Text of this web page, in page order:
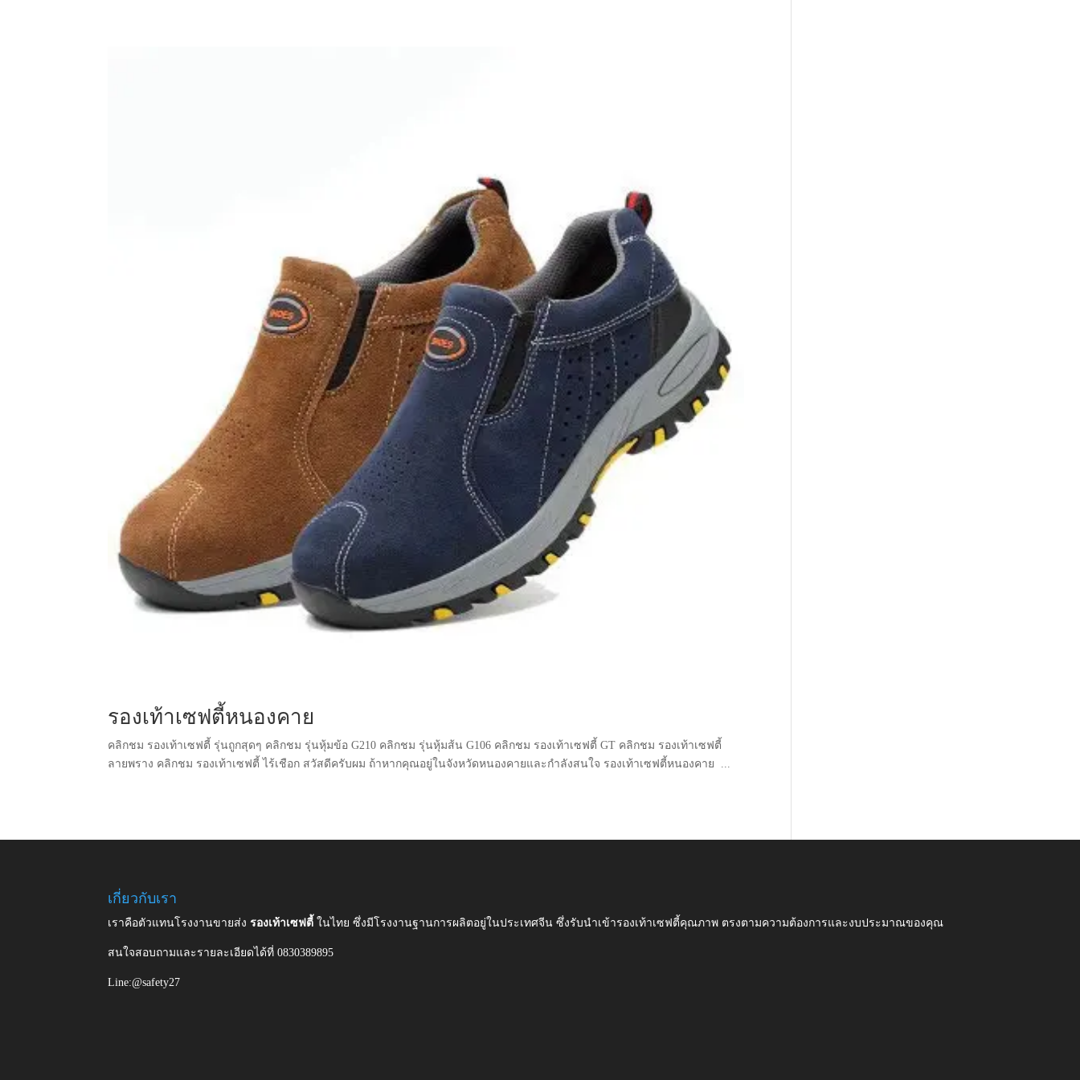
รองเท้าเซฟตี้หนองคาย
คลิกชม รองเท้าเซฟตี้ รุ่นถูกสุดๆ คลิกชม รุ่นหุ้มข้อ G210 คลิกชม รุ่นหุ้มส้น G106 คลิกชม รองเท้าเซฟตี้ GT คลิกชม รองเท้าเซฟตี้
ลายพราง คลิกชม รองเท้าเซฟตี้ ไร้เชือก สวัสดีครับผม ถ้าหากคุณอยู่ในจังหวัดหนองคายและกำลังสนใจ รองเท้าเซฟตี้หนองคาย ...
เกี่ยวกับเรา
เราคือตัวแทนโรงงานขายส่งรองเท้าเซฟตี้ในไทย ซึ่งมีโรงงานฐานการผลิตอยู่ในประเทศจีน ซึ่งรับนำเข้ารองเท้าเซฟตี้คุณภาพ ตรงตามความต้องการและงบประมาณของคุณ
สนใจสอบถามและรายละเอียดได้ที่ 0830389895
Line:@safety27